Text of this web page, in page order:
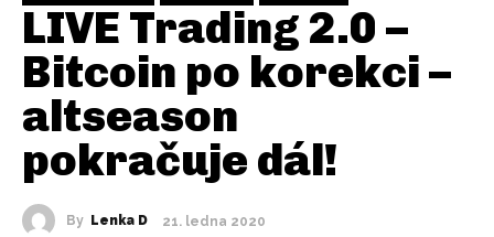
LIVE Trading 2.0 –
Bitcoin po korekci –
altseason
pokračuje dál!
By Lenka D 21. ledna 2020